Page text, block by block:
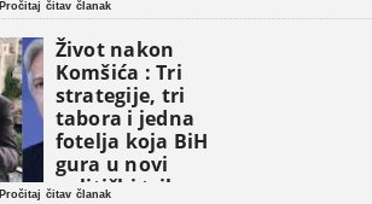
Pročitaj čitav članak
Život nakon
Komšića : Tri
strategije, tri
tabora i jedna
fotelja koja BiH
gura u novi
politički triler
Pročitaj čitav članak